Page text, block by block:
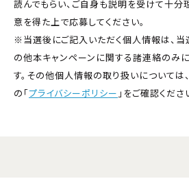
読んでもらい、ご自身も説明を受けて十分
意を得た上で応募してください。
※当選後にご記入いただく個人情報は、
の他本キャンペーンに関する諸連絡のみ
す。その他個人情報の取り扱いについては
の「プライバシーポリシー 」をご確認くださ